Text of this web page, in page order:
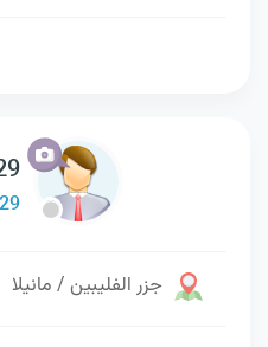
29 سنة من أمريكا
جزر الفليبين / مانيلا